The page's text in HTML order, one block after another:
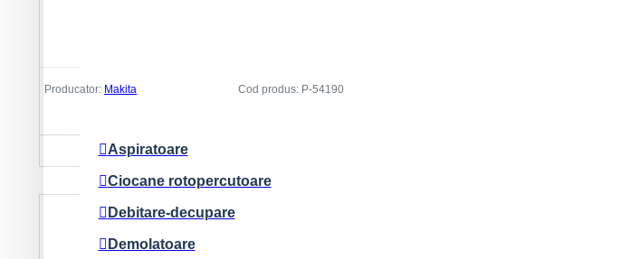
Aspiratoare
Ciocane rotopercutoare
Debitare-decupare
Demolatoare
Producator: Makita Cod produs: P-54190
5.240 Lei